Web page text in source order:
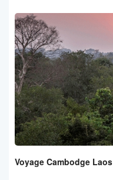
Voyage Cambodge Laos